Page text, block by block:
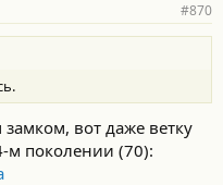
#870
вот даже ветку
м поколении (70):